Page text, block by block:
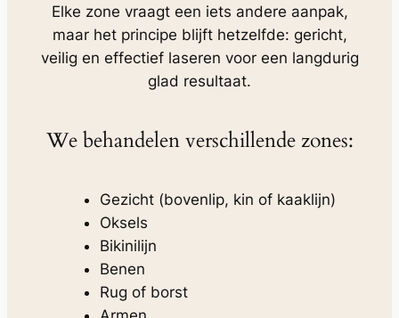
Elke zone vraagt een iets andere aanpak,
maar het principe blijft hetzelfde: gericht,
veilig en effectief laseren voor een langdurig
glad resultaat.
We behandelen verschillende zones:
Gezicht (bovenlip, kin of kaaklijn)
Oksels
Bikinilijn
Benen
Rug of borst